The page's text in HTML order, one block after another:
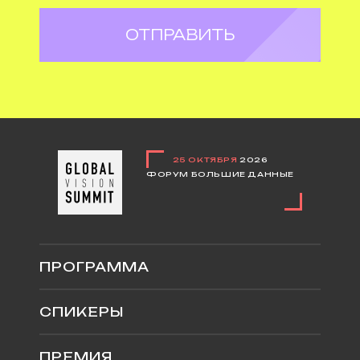
ОТПРАВИТЬ
25 ОКТЯБРЯ 2026
ФОРУМ БОЛЬШИЕ ДАННЫЕ
ПРОГРАММА
СПИКЕРЫ
ПРЕМИЯ